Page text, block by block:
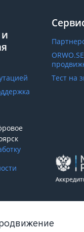
Тест на